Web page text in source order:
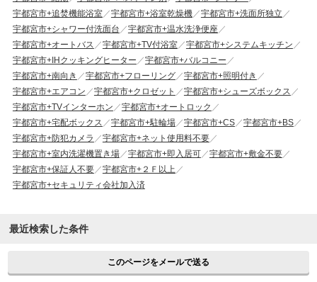
宇都宮市+追焚機能浴室
宇都宮市+浴室乾燥機
宇都宮市+洗面所独立
宇都宮市+シャワー付洗面台
宇都宮市+温水洗浄便座
宇都宮市+オートバス
宇都宮市+TV付浴室
宇都宮市+システムキッチン
宇都宮市+IHクッキングヒーター
宇都宮市+バルコニー
宇都宮市+南向き
宇都宮市+フローリング
宇都宮市+照明付き
宇都宮市+エアコン
宇都宮市+クロゼット
宇都宮市+シューズボックス
宇都宮市+TVインターホン
宇都宮市+オートロック
宇都宮市+宅配ボックス
宇都宮市+駐輪場 宇都宮市+CS
宇都宮市+BS
宇都宮市+防犯カメラ
宇都宮市+ネット使用料不要
宇都宮市+室内洗濯機置き場
宇都宮市+即入居可
宇都宮市+敷金不要
宇都宮市+保証人不要
宇都宮市+２Ｆ以上
宇都宮市+セキュリティ会社加入済
最近検索した条件
このページをメールで送る